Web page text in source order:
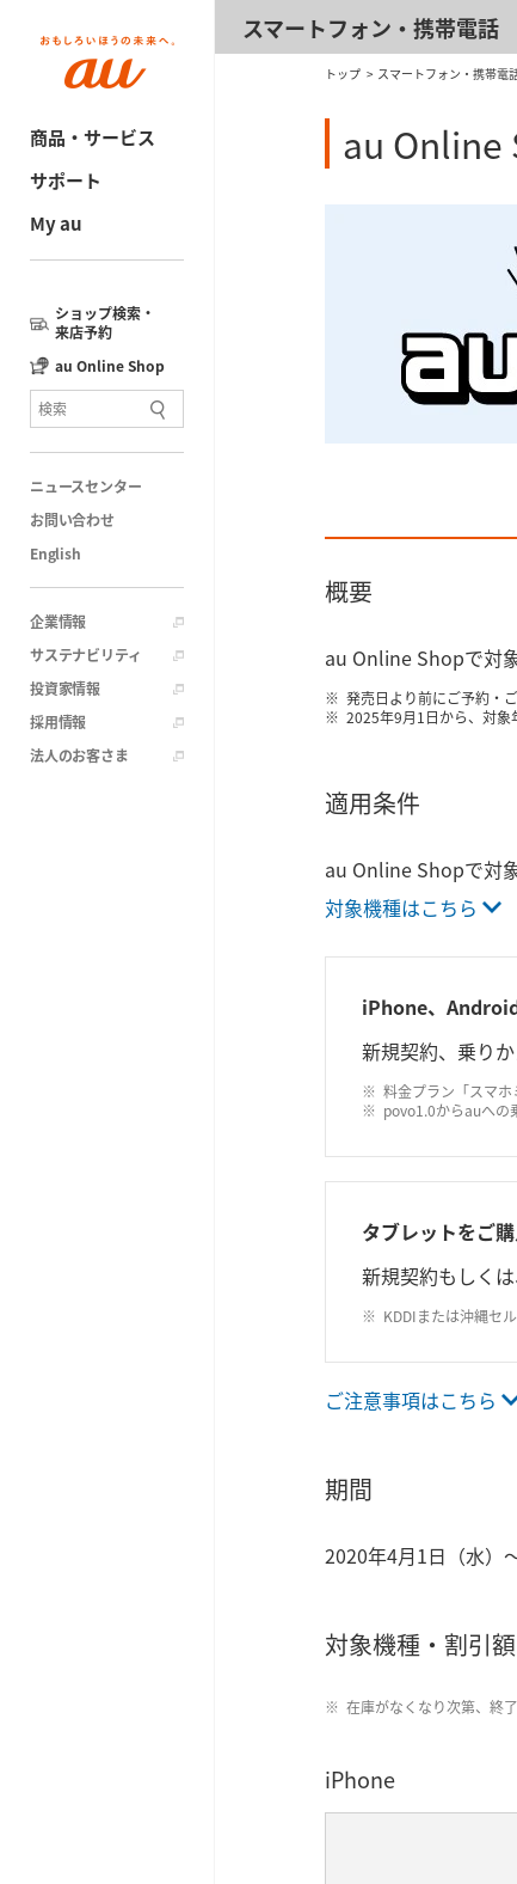
商品・サービス
サポート
My au
ショップ検索・
来店予約
au Online Shop
ニュースセンター
お問い合わせ
English
企業情報
サステナビリティ
投資家情報
採用情報
法人のお客さま
スマートフォン・携帯電話
トップ スマートフォン・携帯電
au Online
概要
au Online Shopで対
発売日より前にご予約・
2025年9月1日から、対象
適用条件
au Online Shopで対
対象機種はこちら
iPhone、
新規契約、乗り
料金プラン「スマホ
povo1.0からauへの
タブレットをご
新規契約もしく
KDDIまたは沖縄セ
ご注意事項はこちら
期間
2020年4月1日（水）
対象機種・割引額
在庫がなくなり次第、終了
iPhone